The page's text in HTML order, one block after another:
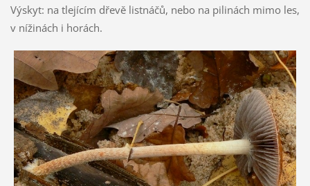
Výskyt: na tlejícím dřevě listnáčů, nebo na pilinách mimo les,
v nížinách i horách.